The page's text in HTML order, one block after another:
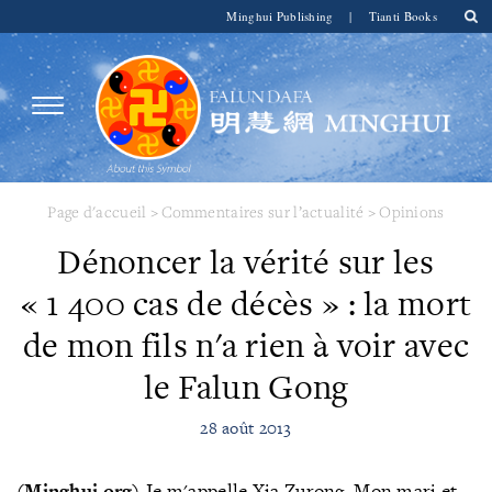
Minghui Publishing | Tianti Books
Page d'accueil >Commentaires sur l’actualité >Opinions
Dénoncer la vérité sur les
« 1 400 cas de décès » : la mort
de mon fils n'a rien à voir avec
le Falun Gong
28 août 2013